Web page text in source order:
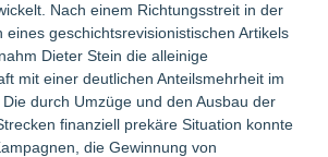
Nach einem Richtungsstreit in der
eines geschichtsrevisionistischen Artikels
Dieter Stein die alleinige
mit einer deutlichen Anteilsmehrheit im
durch Umzüge und den Ausbau der
finanziell prekäre Situation konnte
die Gewinnung von